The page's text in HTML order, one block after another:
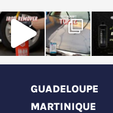
GUADELOUPE
MARTINIQUE